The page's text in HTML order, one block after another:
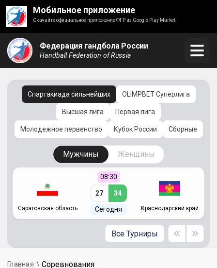
Мобильное приложение
Скачайте официальное приложение ФГР из Google Play Market
Федерация гандбола России
Handball Federation of Russia
Спартакиада сильнейших OLIMPBET Суперлига
Высшая лига Первая лига
Молодежное первенство Кубок России Сборные
Мужчины Женщины
Саратовская область
08:30
27 34
Сегодня Краснодарский край
Все Турниры
Главная Соревнования